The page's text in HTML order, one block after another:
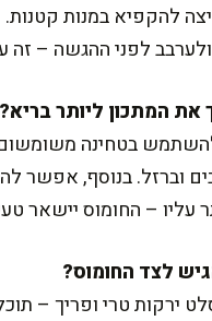
להקפיא במנות
לפני ההגשה – זה
בטחינה
וברזל. בנוסף, אפשר
עליו – החומוס יישאר
ירקות טרי ופריך –